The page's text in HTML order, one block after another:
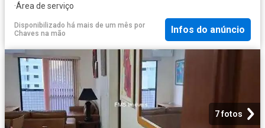
·Área de serviço
Disponibilizado há mais de um mês por
Chaves na mão
Infos do anúncio
7 fotos